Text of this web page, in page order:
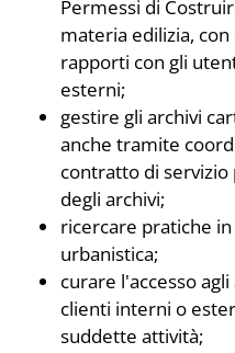
Permessi di
materia edilizia,
rapporti con gli
esterni;
gestire gli archivi
anche tramite
contratto di
degli archivi;
ricercare pratiche
urbanistica;
curare l'accesso
clienti interni o
suddette attività;